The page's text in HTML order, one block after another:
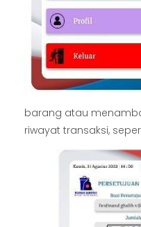
barang atau
riwayat transaksi,